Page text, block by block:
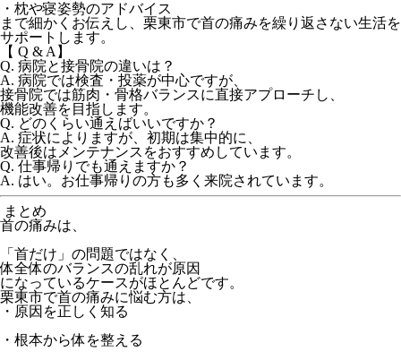
・枕や寝姿勢のアドバイス
まで細かくお伝えし、 栗東市で首の痛みを繰り返さない生活を
サポートします。
【 Q & A】
Q. 病院と接骨院の違いは？
A. 病院では検査・投薬が中心ですが、
接骨院では筋肉・骨格バランスに直接アプローチし、
機能改善を目指します。
Q. どのくらい通えばいいですか？
A. 症状によりますが、初期は集中的に、
改善後はメンテナンスをおすすめしています。
Q. 仕事帰りでも通えますか？
A. はい。お仕事帰りの方も多く来院されています。
まとめ
首の痛みは、
「首だけ」の問題ではなく、
体全体のバランスの乱れが原因
になっているケースがほとんどです。
栗東市で首の痛みに悩む方は、
・原因を正しく知る
・根本から体を整える